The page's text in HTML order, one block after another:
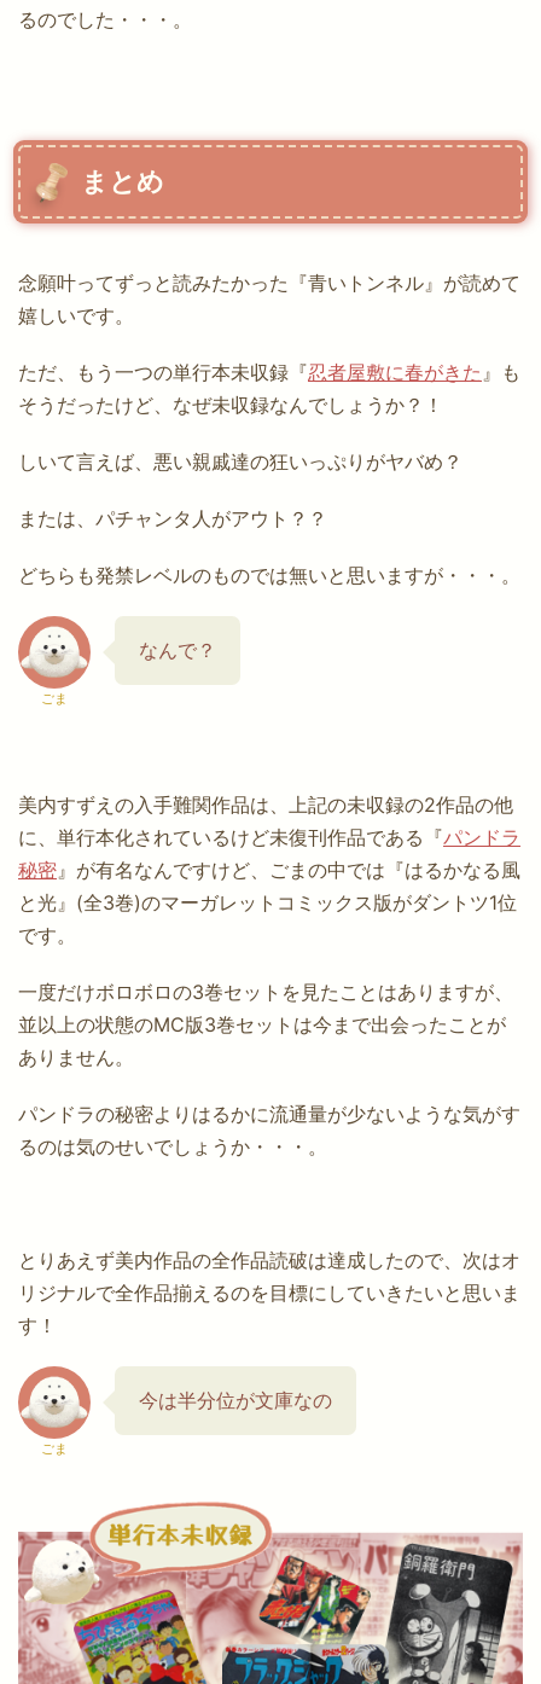
るのでした・・・。
まとめ
念願叶ってずっと読みたかった『青いトンネル』が読めて
嬉しいです。
ただ、もう一つの単行本未収録『忍者屋敷に春がきた 』も
そうだったけど、なぜ未収録なんでしょうか？！
しいて言えば、悪い親戚達の狂いっぷりがヤバめ？
または、パチャンタ人がアウト？？
どちらも発禁レベルのものでは無いと思いますが・・・。
ごま
なんで？
美内すずえの入手難関作品は、上記の未収録の2作品の他
に、単行本化されているけど未復刊作品である『パンドラ
秘密 』が有名なんですけど、ごまの中では『はるかなる風
と光』(全3巻)のマーガレットコミックス版がダントツ1位
です。
一度だけボロボロの3巻セットを見たことはありますが、
並以上の状態のMC版3巻セットは今まで出会ったことが
ありません。
パンドラの秘密よりはるかに流通量が少ないような気がす
るのは気のせいでしょうか・・・。
とりあえず美内作品の全作品読破は達成したので、次はオ
リジナルで全作品揃えるのを目標にしていきたいと思いま
す！
ごま
今は半分位が文庫なの